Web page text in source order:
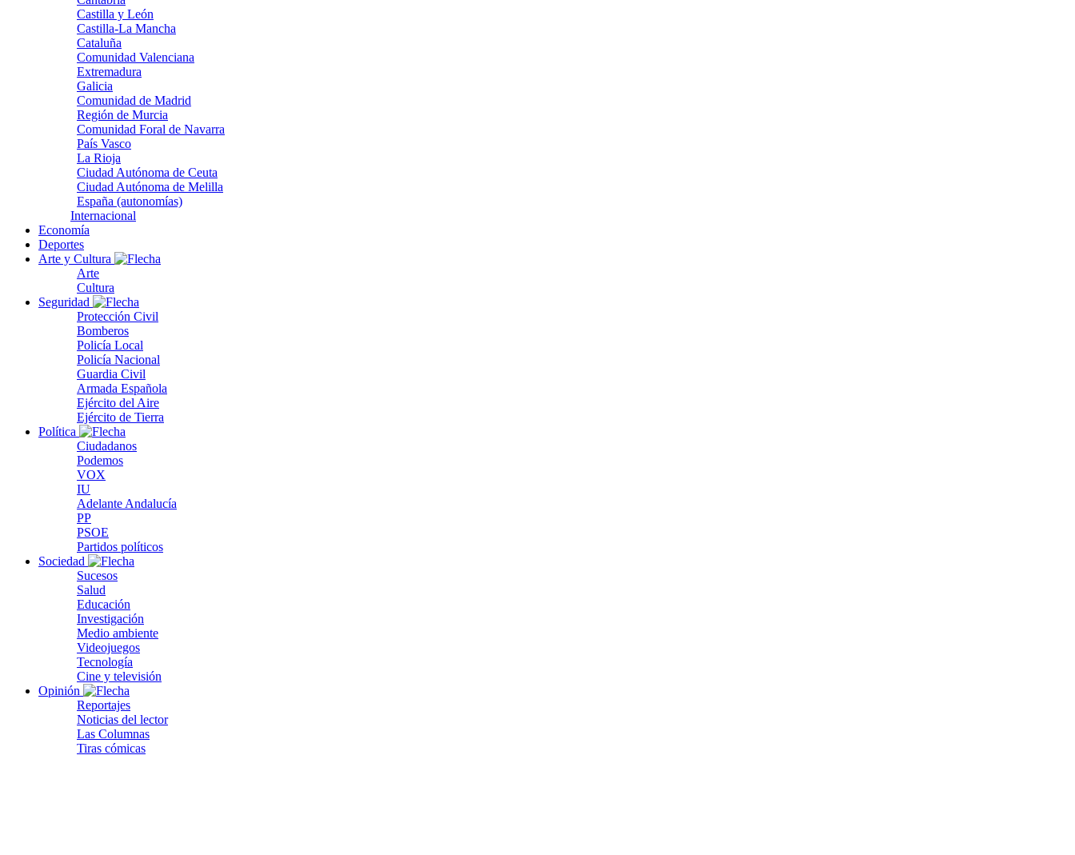
Castilla y León
Castilla-La Mancha
Cataluña
Comunidad Valenciana
Extremadura
Galicia
Comunidad de Madrid
Región de Murcia
Comunidad Foral de Navarra
País Vasco
La Rioja
Ciudad Autónoma de Ceuta
Ciudad Autónoma de Melilla
España (autonomías)
Internacional
Economía
Deportes
Arte y Cultura
Arte
Cultura
Seguridad
Protección Civil
Bomberos
Policía Local
Policía Nacional
Guardia Civil
Armada Española
Ejército del Aire
Ejército de Tierra
Política
Ciudadanos
Podemos
VOX
IU
Adelante Andalucía
PP
PSOE
Partidos políticos
Sociedad
Sucesos
Salud
Educación
Investigación
Medio ambiente
Videojuegos
Tecnología
Cine y televisión
Opinión
Reportajes
Noticias del lector
Las Columnas
Tiras cómicas